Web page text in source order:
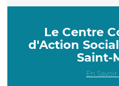
Le Centre
d'Action
Saint-
En